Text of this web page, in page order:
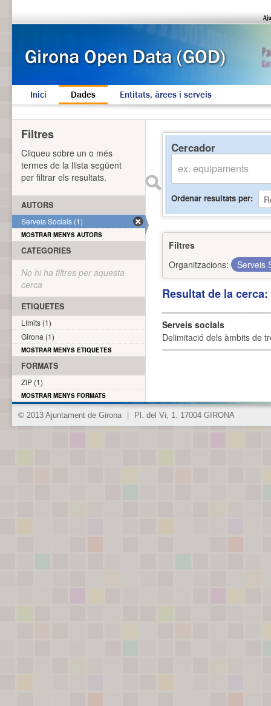
Inici Dades Entitats, àrees i serveis
Cercador
Ordenar resultats per
Filtres
Organitzacions:
Serveis
Resultat de la
Serveis socials
Delimitació dels àmbits de
Filtres
Cliqueu sobre un o més
termes de la llista següent
per filtrar els resultats.
AUTORS
Serveis Socials (1)
MOSTRAR MENYS AUTORS
CATEGORIES
No hi ha filtres per aquesta
cerca
ETIQUETES
Límits (1)
Girona (1)
MOSTRAR MENYS ETIQUETES
FORMATS
ZIP (1)
MOSTRAR MENYS FORMATS
© 2013 Ajuntament de Girona Pl. del Vi, 1. 17004 GIRONA